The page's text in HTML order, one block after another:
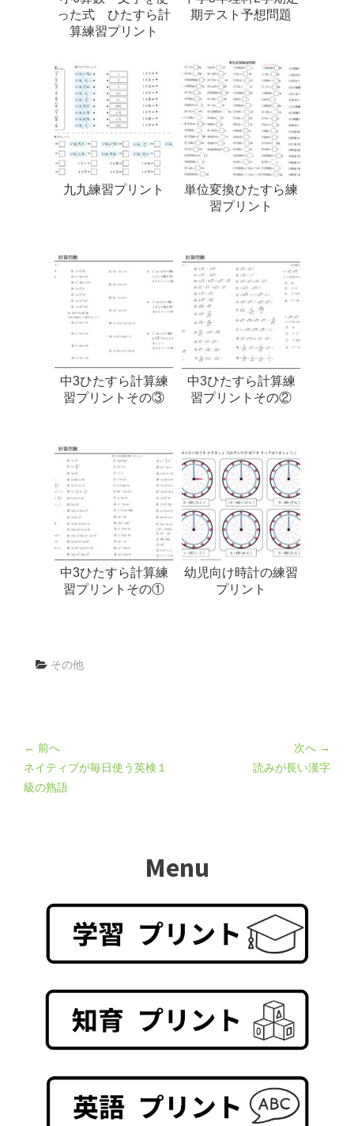
った式 ひたすら計
算練習プリント
期テスト予想問題
九九練習プリント
単位変換ひたすら練
習プリント
中3ひたすら計算練
習プリントその③
中3ひたすら計算練
習プリントその②
中3ひたすら計算練
習プリントその①
幼児向け時計の練習
プリント
その他
← 前へ
ネイティブが毎日使う英検１
級の熟語
次へ →
読みが長い漢字
Menu